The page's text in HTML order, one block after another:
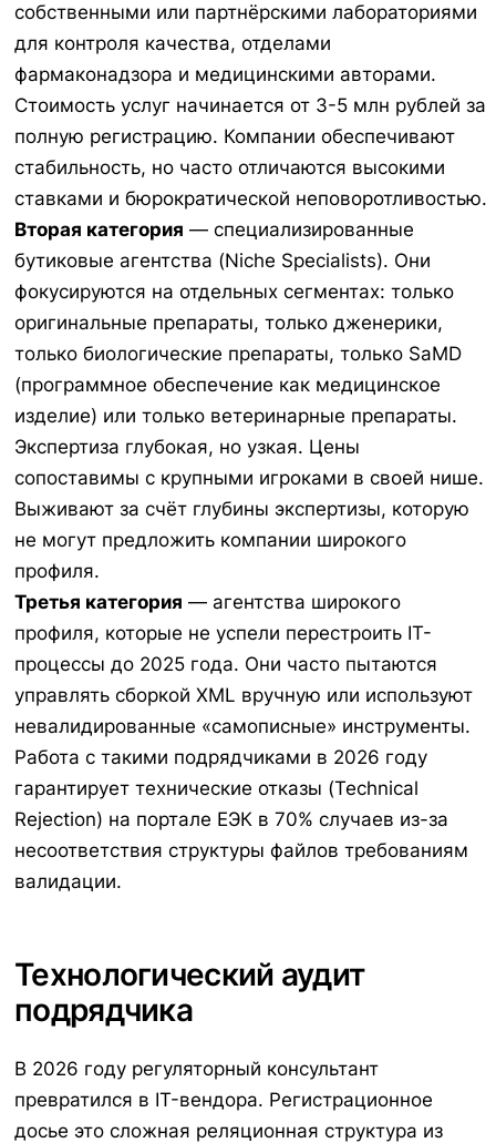
собственными или партнёрскими лабораториями
для контроля качества, отделами
фармаконадзора и медицинскими авторами.
Стоимость услуг начинается от 3-5 млн рублей за
полную регистрацию. Компании обеспечивают
стабильность, но часто отличаются высокими
ставками и бюрократической неповоротливостью.
Вторая категория — специализированные
бутиковые агентства (Niche Specialists). Они
фокусируются на отдельных сегментах: только
оригинальные препараты, только дженерики,
только биологические препараты, только SaMD
(программное обеспечение как медицинское
изделие) или только ветеринарные препараты.
Экспертиза глубокая, но узкая. Цены
сопоставимы с крупными игроками в своей нише.
Выживают за счёт глубины экспертизы, которую
не могут предложить компании широкого
профиля.
Третья категория — агентства широкого
профиля, которые не успели перестроить IT-
процессы до 2025 года. Они часто пытаются
управлять сборкой XML вручную или используют
невалидированные «самописные» инструменты.
Работа с такими подрядчиками в 2026 году
гарантирует технические отказы (Technical
Rejection) на портале ЕЭК в 70% случаев из-за
несоответствия структуры файлов требованиям
валидации.
Технологический аудит
подрядчика
В 2026 году регуляторный консультант
превратился в IT-вендора. Регистрационное
досье это сложная реляционная структура из